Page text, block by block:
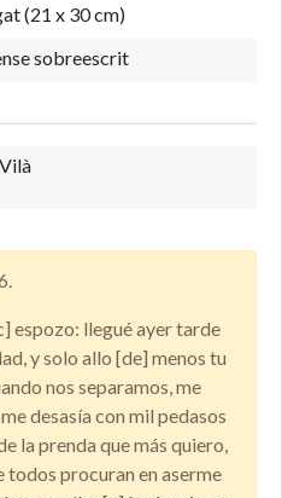
(21 x 30 cm)
sobreescrit
espozo: llegué ayer tarde
y solo allo [de] menos tu
nos separamos, me
desasía con mil pedasos
la prenda que más quiero,
todos procuran en aserme